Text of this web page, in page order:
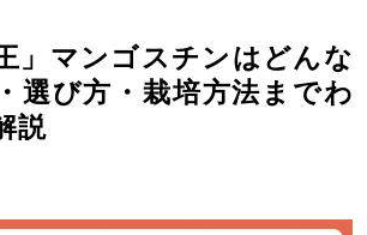
」マンゴスチンはどんな
び方・栽培方法までわ
説